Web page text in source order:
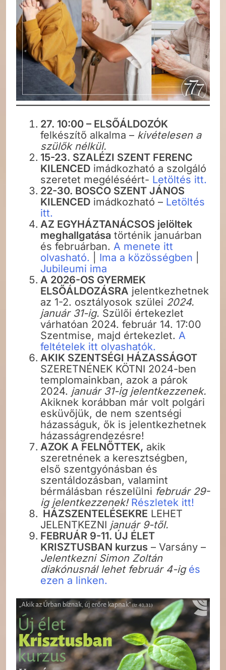
27. 10:00 – ELSŐÁLDOZÓK
felkészítő alkalma – kivételesen a
szülők nélkül.
15-23. SZALÉZI SZENT FERENC
KILENCED imádkozható a szolgáló
szeretet megéléséért- Letöltés itt.
22-30. BOSCO SZENT JÁNOS
KILENCED imádkozható – Letöltés
itt.
AZ EGYHÁZTANÁCSOS jelöltek
meghallgatása történik januárban
és februárban. A menete itt
olvasható.
Ima a közösségben
Jubileumi ima
A 2026-OS GYERMEK
ELSŐÁLDOZÁSRA jelentkezhetnek
az 1-2. osztályosok szülei 2024.
január 31-ig. Szülői értekezlet
várhatóan 2024. február 14. 17:00
Szentmise, majd értekezlet. A
feltételek itt olvashatók.
AKIK SZENTSÉGI HÁZASSÁGOT
SZERETNÉNEK KÖTNI 2024-ben
templomainkban, azok a párok
2024. január 31-ig jelentkezzenek.
Akiknek korábban már volt polgári
esküvőjük, de nem szentségi
házasságuk, ők is jelentkezhetnek
házasságrendezésre!
AZOK A FELNŐTTEK, akik
szeretnének a keresztségben,
első szentgyónásban és
szentáldozásban, valamint
bérmálásban részelülni február 29-
ig jelentkezzenek! Részletek itt!
HÁZSZENTELÉSEKRE LEHET
JELENTKEZNI január 9-től.
FEBRUÁR 9-11. ÚJ ÉLET
KRISZTUSBAN kurzus – Varsány –
Jelentkezni Simon Zoltán
diakónusnál lehet február 4-ig és
ezen a linken.